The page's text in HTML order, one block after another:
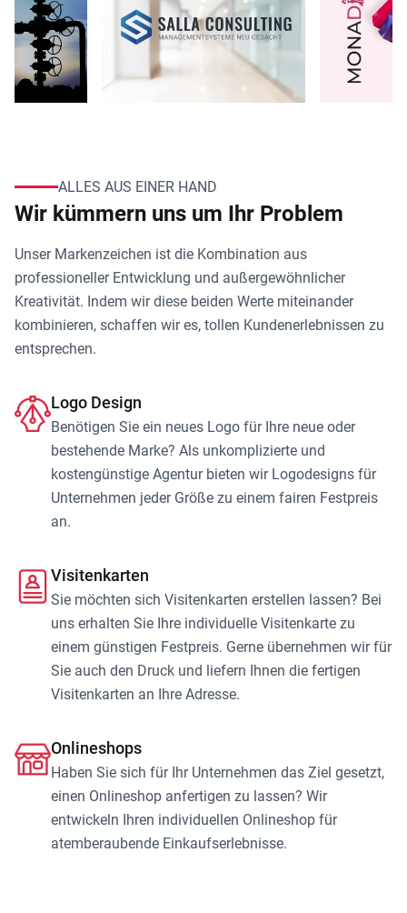
ALLES AUS EINER HAND
Wir kümmern uns um Ihr Problem
Unser Markenzeichen ist die Kombination aus
professioneller Entwicklung und außergewöhnlicher
Kreativität. Indem wir diese beiden Werte miteinander
kombinieren, schaffen wir es, tollen Kundenerlebnissen zu
entsprechen.
Logo Design
Benötigen Sie ein neues Logo für Ihre neue oder
bestehende Marke? Als unkomplizierte und
kostengünstige Agentur bieten wir Logodesigns für
Unternehmen jeder Größe zu einem fairen Festpreis
an.
Visitenkarten
Sie möchten sich Visitenkarten erstellen lassen? Bei
uns erhalten Sie Ihre individuelle Visitenkarte zu
einem günstigen Festpreis. Gerne übernehmen wir für
Sie auch den Druck und liefern Ihnen die fertigen
Visitenkarten an Ihre Adresse.
Onlineshops
Haben Sie sich für Ihr Unternehmen das Ziel gesetzt,
einen Onlineshop anfertigen zu lassen? Wir
entwickeln Ihren individuellen Onlineshop für
atemberaubende Einkaufserlebnisse.